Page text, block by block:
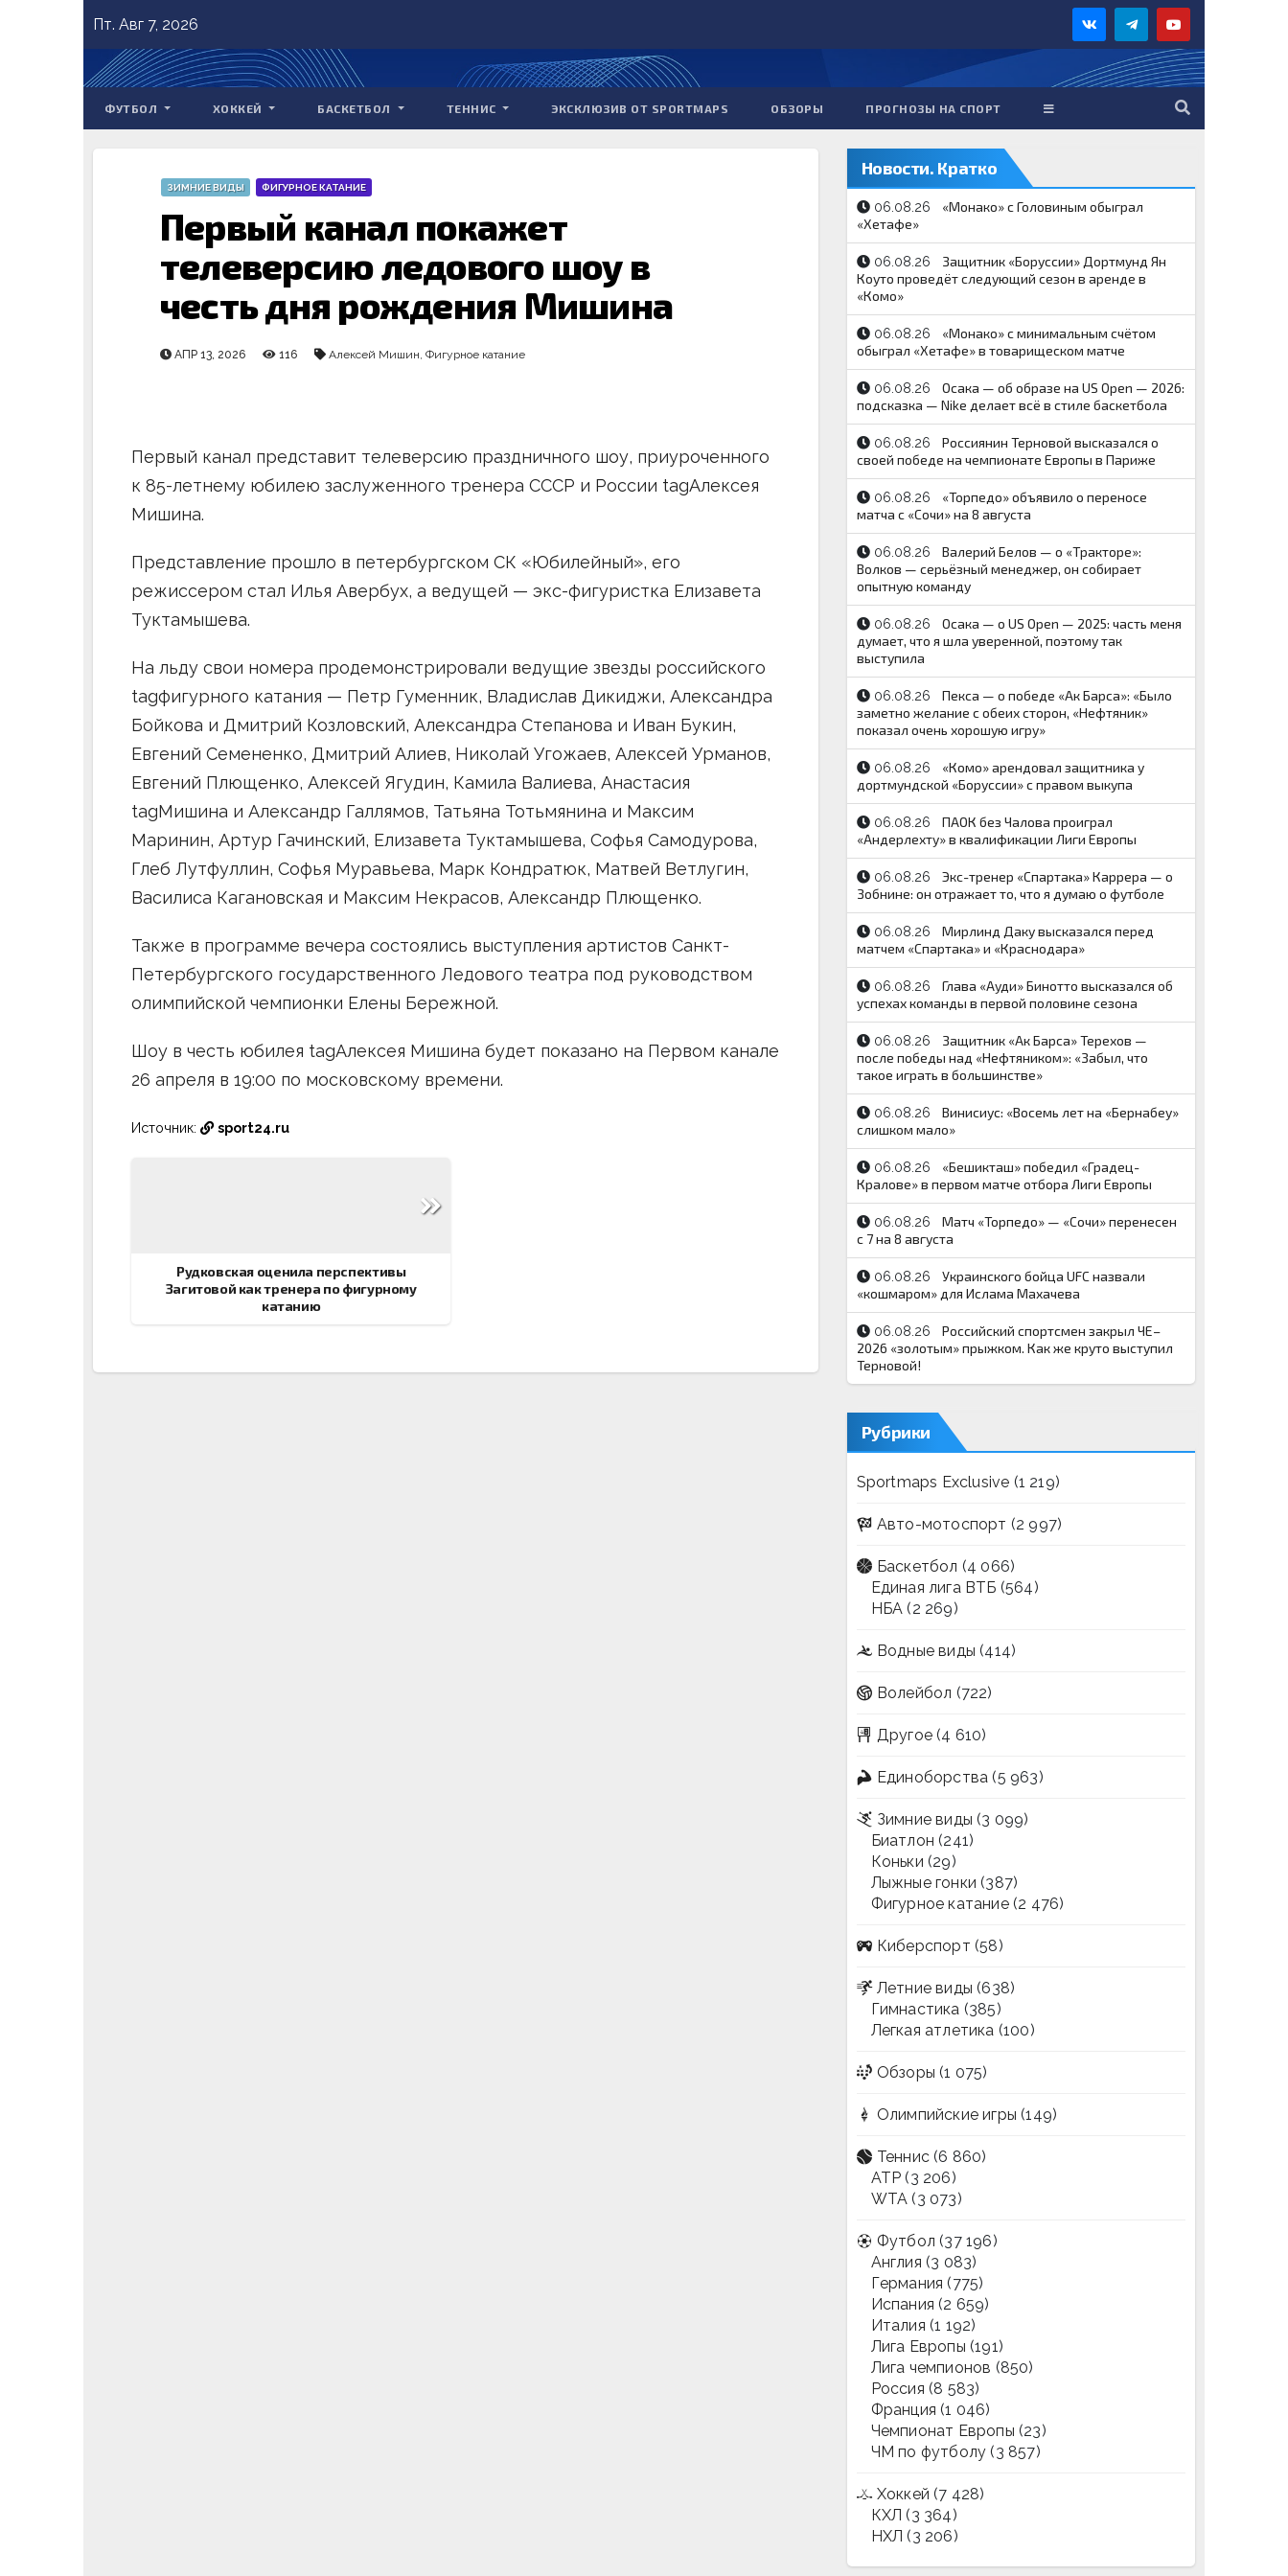
to
content
Пт. Авг 7, 2026
ФУТБОЛ ХОККЕЙ БАСКЕТБОЛ ТЕННИС ЭКСКЛЮЗИВ ОТ SPORTMAPS ОБЗОРЫ ПРОГНОЗЫ НА СПОРТ
ЗИМНИЕ ВИДЫ ФИГУРНОЕ КАТАНИЕ
Первый канал покажет
телеверсию ледового шоу в
честь дня рождения Мишина
АПР 13, 2026 116 Алексей Мишин, Фигурное катание
Первый канал представит телеверсию праздничного шоу, приуроченного
к 85-летнему юбилею заслуженного тренера СССР и России tagАлексея
Мишина.
Представление прошло в петербургском СК «Юбилейный», его
режиссером стал Илья Авербух, а ведущей — экс-фигуристка Елизавета
Туктамышева.
На льду свои номера продемонстрировали ведущие звезды российского
tagфигурного катания — Петр Гуменник, Владислав Дикиджи, Александра
Бойкова и Дмитрий Козловский, Александра Степанова и Иван Букин,
Евгений Семененко, Дмитрий Алиев, Николай Угожаев, Алексей Урманов,
Евгений Плющенко, Алексей Ягудин, Камила Валиева, Анастасия
tagМишина и Александр Галлямов, Татьяна Тотьмянина и Максим
Маринин, Артур Гачинский, Елизавета Туктамышева, Софья Самодурова,
Глеб Лутфуллин, Софья Муравьева, Марк Кондратюк, Матвей Ветлугин,
Василиса Кагановская и Максим Некрасов, Александр Плющенко.
Также в программе вечера состоялись выступления артистов Санкт-
Петербургского государственного Ледового театра под руководством
олимпийской чемпионки Елены Бережной.
Шоу в честь юбилея tagАлексея Мишина будет показано на Первом канале
26 апреля в 19:00 по московскому времени.
Источник: sport24.ru
Рудковская оценила перспективы
Загитовой как тренера по фигурному
катанию
Новости. Кратко
06.08.26
«Монако» с Головиным обыграл
«Хетафе»
06.08.26
Защитник «Боруссии» Дортмунд Ян
Коуто проведёт следующий сезон в аренде в
«Комо»
06.08.26
«Монако» с минимальным счётом
обыграл «Хетафе» в товарищеском матче
06.08.26
Осака — об образе на US Open — 2026:
подсказка — Nike делает всё в стиле баскетбола
06.08.26
Россиянин Терновой высказался о
своей победе на чемпионате Европы в Париже
06.08.26
«Торпедо» объявило о переносе
матча с «Сочи» на 8 августа
06.08.26
Валерий Белов — о «Тракторе»:
Волков — серьёзный менеджер, он собирает
опытную команду
06.08.26
Осака — о US Open — 2025: часть меня
думает, что я шла уверенной, поэтому так
выступила
06.08.26
Пекса — о победе «Ак Барса»: «Было
заметно желание с обеих сторон, «Нефтяник»
показал очень хорошую игру»
06.08.26
«Комо» арендовал защитника у
дортмундской «Боруссии» с правом выкупа
06.08.26
ПАОК без Чалова проиграл
«Андерлехту» в квалификации Лиги Европы
06.08.26
Экс-тренер «Спартака» Каррера — о
Зобнине: он отражает то, что я думаю о футболе
06.08.26
Мирлинд Даку высказался перед
матчем «Спартака» и «Краснодара»
06.08.26
Глава «Ауди» Бинотто высказался об
успехах команды в первой половине сезона
06.08.26
Защитник «Ак Барса» Терехов —
после победы над «Нефтяником»: «Забыл, что
такое играть в большинстве»
06.08.26
Винисиус: «Восемь лет на «Бернабеу»
слишком мало»
06.08.26
«Бешикташ» победил «Градец-
Кралове» в первом матче отбора Лиги Европы
06.08.26
Матч «Торпедо» — «Сочи» перенесен
с 7 на 8 августа
06.08.26
Украинского бойца UFC назвали
«кошмаром» для Ислама Махачева
06.08.26
Российский спортсмен закрыл ЧЕ–
2026 «золотым» прыжком. Как же круто выступил
Терновой!
Рубрики
Sportmaps Exclusive (1 219)
Авто-мотоспорт (2 997)
Баскетбол (4 066)
Единая лига ВТБ (564)
НБА (2 269)
Водные виды (414)
Волейбол (722)
Другое (4 610)
Единоборства (5 963)
Зимние виды (3 099)
Биатлон (241)
Коньки (29)
Лыжные гонки (387)
Фигурное катание(2 476)
Киберспорт (58)
Летние виды (638)
Гимнастика (385)
Легкая атлетика (100)
Обзоры (1 075)
Олимпийские игры (149)
Теннис (6 860)
ATP (3 206)
WTA (3 073)
Футбол (37 196)
Англия (3 083)
Германия (775)
Испания (2 659)
Италия (1 192)
Лига Европы (191)
Лига чемпионов (850)
Россия (8 583)
Франция (1 046)
Чемпионат Европы (23)
ЧМ по футболу (3 857)
Хоккей (7 428)
КХЛ (3 364)
НХЛ (3 206)